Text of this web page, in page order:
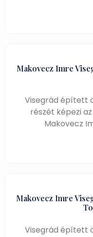
Makovecz Imre
Visegrád épített
részét képezi
Makovecz
Makovecz Imre
Visegrád épített